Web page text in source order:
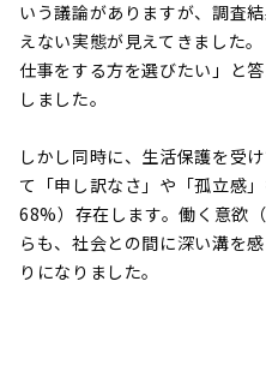
いう議論がありますが、調査
えない実態が見えてきました
仕事をする方を選びたい」と
しました。
しかし同時に、生活保護を受
て「申し訳なさ」や「孤立感
68%）存在します。働く意欲
らも、社会との間に深い溝を
りになりました。